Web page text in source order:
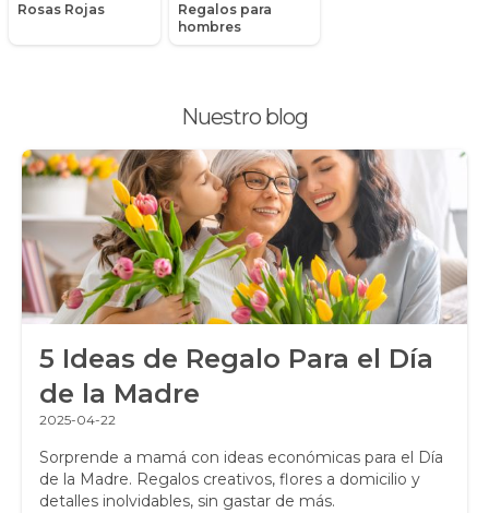
Rosas Rojas
Regalos para
hombres
Nuestro blog
5 Ideas de Regalo Para el Día
de la Madre
2025-04-22
Sorprende a mamá con ideas económicas para el Día
de la Madre. Regalos creativos, flores a domicilio y
detalles inolvidables, sin gastar de más.
Peonias
Promociones y Ofertas
Ramos de Flores
Ramos de Novia
Ramos de Rosas
Regalos a Domicilio
Regalos para Hombres
Regalos para niños
Rosas
Rosas Amarillas